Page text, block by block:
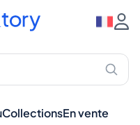
CollectionsEn vente